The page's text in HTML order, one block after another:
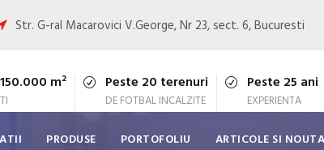
Str. G-ral Macarovici V.George, Nr 23, sect. 6, Bucuresti
m² Peste 20 terenuri
DE FOTBAL INCALZITE
Peste 25 ani
EXPERIENTA
PRODUSE PORTOFOLIU ARTICOLE SI